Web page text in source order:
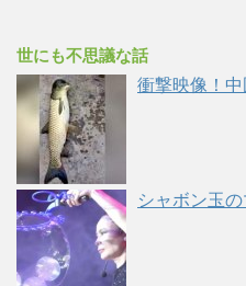
世にも不思議な話
衝撃映像！
シャボン玉の